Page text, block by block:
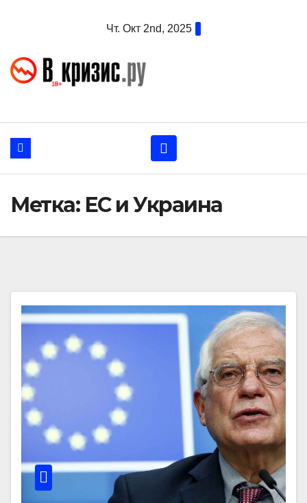
Чт. Окт 2nd, 2025
Метка: ЕС и Украина